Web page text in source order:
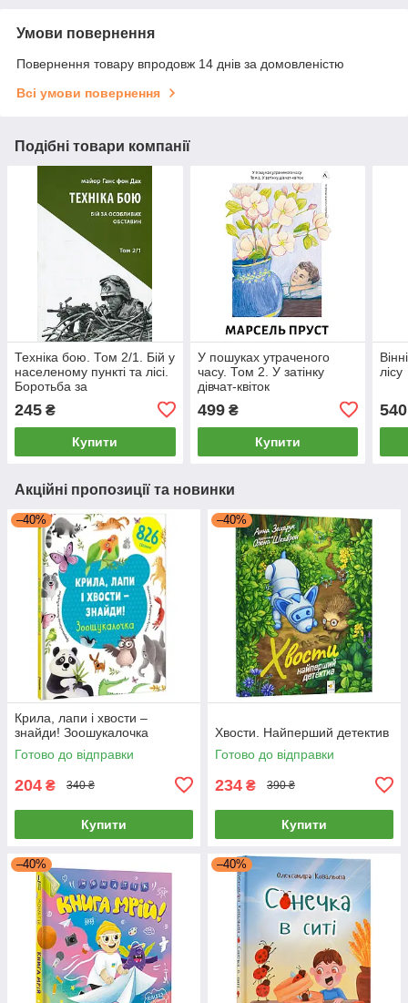
Умови повернення
Повернення товару впродовж 14 днів за домовленістю
Всі умови повернення
Подібні товари компанії
Техніка бою. Том 2/1. Бій у
населеному пункті та лісі.
Боротьба за
фортифікаційні споруди
245 ₴
Купити
У пошуках утраченого
часу. Том 2. У затінку
дівчат-квіток
499₴
Купити
лісу
540
Акційні пропозиції та новинки
–40%
Крила, лапи і хвости –
знайди! Зоошукалочка
Готово до відправки
204 ₴ 340 ₴
Купити
–40%
Хвости. Найперший детектив
Готово до відправки
234 ₴ 390 ₴
Купити
–40% –40%